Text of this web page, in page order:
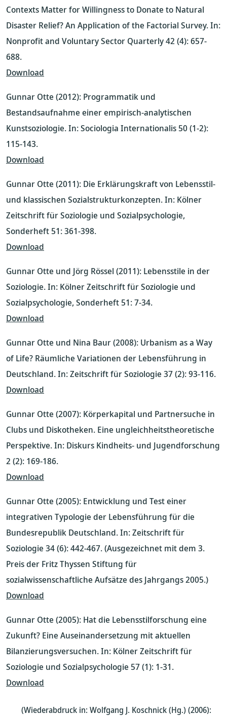
Contexts Matter for Willingness to Donate to Natural
Disaster Relief? An Application of the Factorial Survey. In:
Nonprofit and Voluntary Sector Quarterly 42 (4): 657-
688.
Download
Gunnar Otte (2012): Programmatik und
Bestandsaufnahme einer empirisch-analytischen
Kunstsoziologie. In: Sociologia Internationalis 50 (1-2):
115-143.
Download
Gunnar Otte (2011): Die Erklärungskraft von Lebensstil-
und klassischen Sozialstrukturkonzepten. In: Kölner
Zeitschrift für Soziologie und Sozialpsychologie,
Sonderheft 51: 361-398.
Download
Gunnar Otte und Jörg Rössel (2011): Lebensstile in der
Soziologie. In: Kölner Zeitschrift für Soziologie und
Sozialpsychologie, Sonderheft 51: 7-34.
Download
Gunnar Otte und Nina Baur (2008): Urbanism as a Way
of Life? Räumliche Variationen der Lebensführung in
Deutschland. In: Zeitschrift für Soziologie 37 (2): 93-116.
Download
Gunnar Otte (2007): Körperkapital und Partnersuche in
Clubs und Diskotheken. Eine ungleichheitstheoretische
Perspektive. In: Diskurs Kindheits- und Jugendforschung
2 (2): 169-186.
Download
Gunnar Otte (2005): Entwicklung und Test einer
integrativen Typologie der Lebensführung für die
Bundesrepublik Deutschland. In: Zeitschrift für
Soziologie 34 (6): 442-467. (Ausgezeichnet mit dem 3.
Preis der Fritz Thyssen Stiftung für
sozialwissenschaftliche Aufsätze des Jahrgangs 2005.)
Download
Gunnar Otte (2005): Hat die Lebensstilforschung eine
Zukunft? Eine Auseinandersetzung mit aktuellen
Bilanzierungsversuchen. In: Kölner Zeitschrift für
Soziologie und Sozialpsychologie 57 (1): 1-31.
Download
(Wiederabdruck in: Wolfgang J. Koschnick (Hg.) (2006):